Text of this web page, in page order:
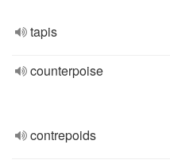
tapis
counterpoise
contrepoids